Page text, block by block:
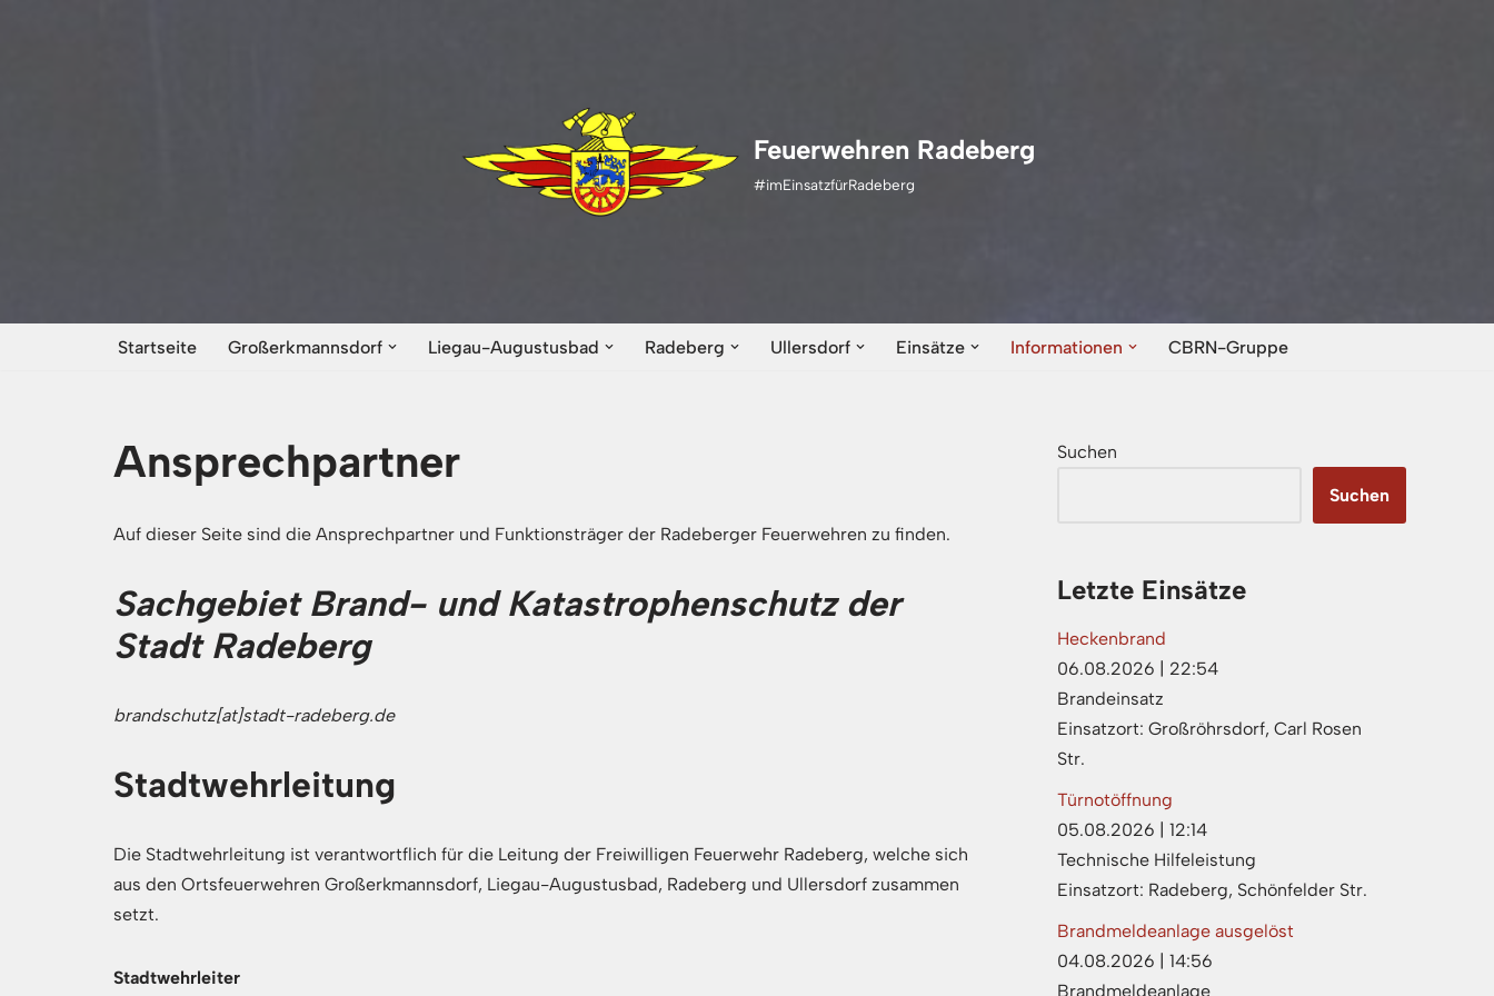
Feuerwehren Radeberg
#imEinsatzfürRadeberg
Startseite Großerkmannsdorf Liegau-Augustusbad Radeberg Ullersdorf Einsätze Informationen CBRN-Gruppe
Ansprechpartner
Auf dieser Seite sind die Ansprechpartner und Funktionsträger der Radeberger Feuerwehren zu finden.
Sachgebiet Brand- und Katastrophenschutz der
Stadt Radeberg
brandschutz[at]stadt-radeberg.de
Stadtwehrleitung
Die Stadtwehrleitung ist verantwortflich für die Leitung der Freiwilligen Feuerwehr Radeberg, welche sich
aus den Ortsfeuerwehren Großerkmannsdorf, Liegau-Augustusbad, Radeberg und Ullersdorf zusammen
setzt.
Stadtwehrleiter
Suchen
Suchen
Letzte Einsätze
Heckenbrand
06.08.2026 | 22:54
Brandeinsatz
Einsatzort: Großröhrsdorf, Carl Rosen
Str.
Türnotöffnung
05.08.2026 | 12:14
Technische Hilfeleistung
Einsatzort: Radeberg, Schönfelder Str.
Brandmeldeanlage ausgelöst
04.08.2026 | 14:56
Brandmeldeanlage